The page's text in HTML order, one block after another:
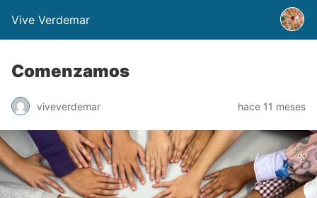
Vive Verdemar
Comenzamos
viveverdemar hace 11 meses